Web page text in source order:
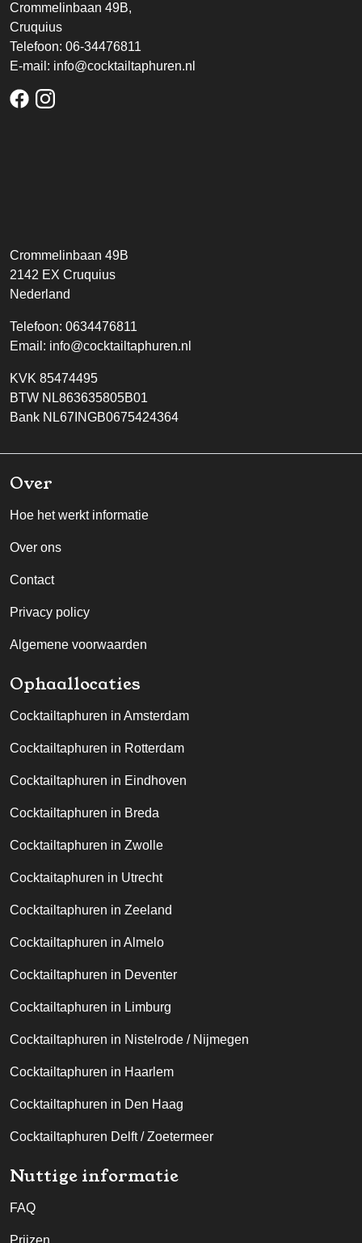
Crommelinbaan 49B,
Cruquius
Telefoon: 06-34476811
E-mail: info@cocktailtaphuren.nl
facebook
Crommelinbaan 49B
2142 EX Cruquius
Nederland
Telefoon: 0634476811
Email: info@cocktailtaphuren.nl
KVK 85474495
BTW NL863635805B01
Bank NL67INGB0675424364
Over
Hoe het werkt informatie
Over ons
Contact
Privacy policy
Algemene voorwaarden
Ophaallocaties
Cocktailtaphuren in Amsterdam
Cocktailtaphuren in Rotterdam
Cocktailtaphuren in Eindhoven
Cocktailtaphuren in Breda
Cocktailtaphuren in Zwolle
Cocktaitaphuren in Utrecht
Cocktailtaphuren in Zeeland
Cocktailtaphuren in Almelo
Cocktailtaphuren in Deventer
Cocktailtaphuren in Limburg
Cocktailtaphuren in Nistelrode / Nijmegen
Cocktailtaphuren in Haarlem
Cocktailtaphuren in Den Haag
Cocktailtaphuren Delft / Zoetermeer
Nuttige informatie
FAQ
Prijzen